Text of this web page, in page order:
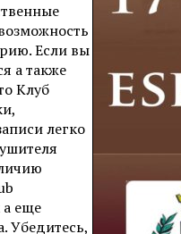
Если вы
а также
Клуб
легко
а еще
Убедитесь,